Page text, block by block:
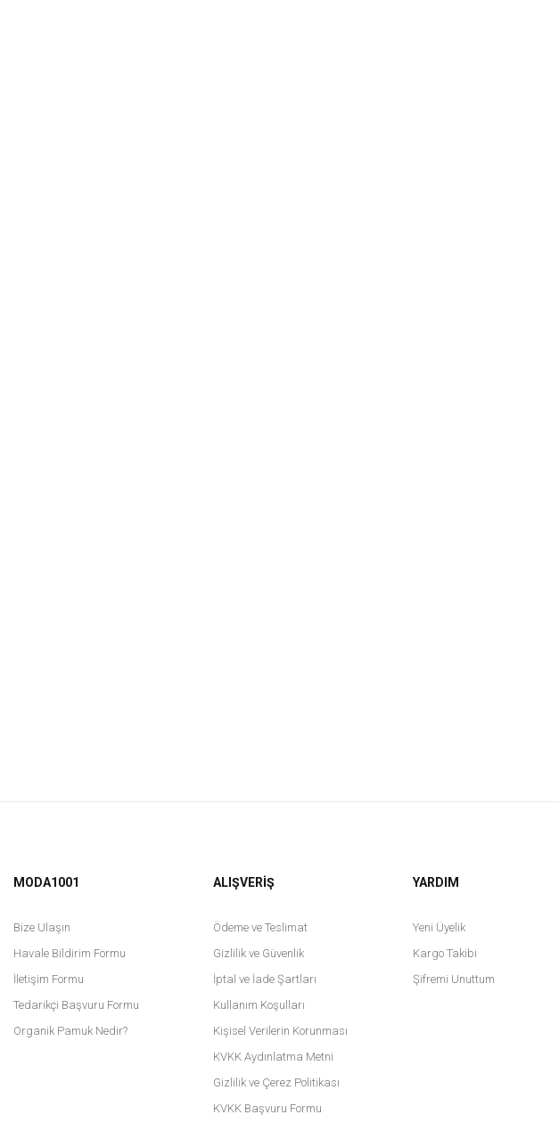
MODA1001
Bize Ulaşın
Havale Bildirim Formu
İletişim Formu
Tedarikçi Başvuru Formu
Organik Pamuk Nedir?
ALIŞVERİŞ
Ödeme ve Teslimat
Gizlilik ve Güvenlik
İptal ve İade Şartları
Kullanım Koşulları
Kişisel Verilerin Korunması
KVKK Aydınlatma Metni
Gizlilik ve Çerez Politikası
KVKK Başvuru Formu
YARDIM
Yeni Üyelik
Kargo Takibi
Şifremi Unuttum